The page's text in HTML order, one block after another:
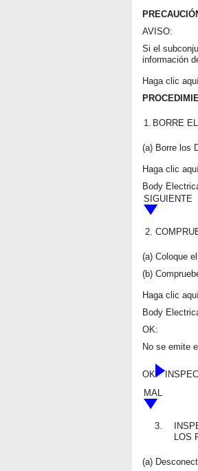
AVISO:
Si el
información
Haga clic
1. BORRE
(a) Borre los
Haga clic
Body
SIGUIENTE
2.
(a) Coloque
(b)
Haga clic
Body
OK:
No se emite
OK
MAL
3.
LOS
(a)